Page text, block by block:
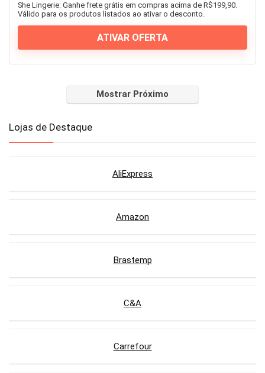
She Lingerie: Ganhe frete grátis em compras acima de R$199,90.
Válido para os produtos listados ao ativar o desconto.
ATIVAR OFERTA
Mostrar Próximo
Lojas de Destaque
AliExpress
Amazon
Brastemp
C&A
Carrefour